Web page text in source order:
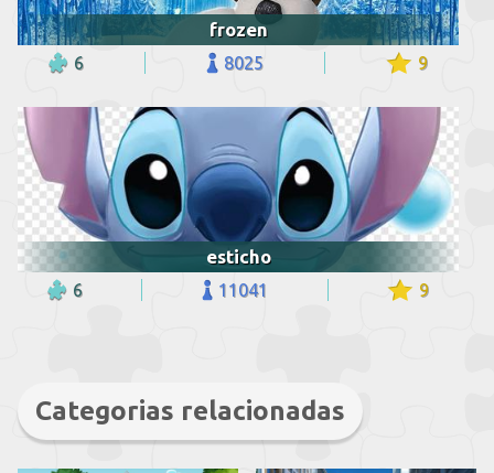
frozen
6 8025 9
esticho
6 11041 9
Categorias relacionadas